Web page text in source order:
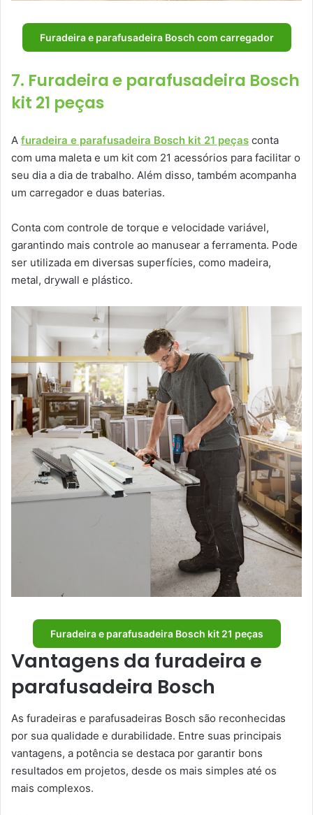
Furadeira e parafusadeira Bosch com carregador
7. Furadeira e parafusadeira Bosch
kit 21 peças
A furadeira e parafusadeira Bosch kit 21 peças conta
com uma maleta e um kit com 21 acessórios para facilitar o
seu dia a dia de trabalho. Além disso, também acompanha
um carregador e duas baterias.
Conta com controle de torque e velocidade variável,
garantindo mais controle ao manusear a ferramenta. Pode
ser utilizada em diversas superfícies, como madeira,
metal, drywall e plástico.
Furadeira e parafusadeira Bosch kit 21 peças
Vantagens da furadeira e
parafusadeira Bosch
As furadeiras e parafusadeiras Bosch são reconhecidas
por sua qualidade e durabilidade. Entre suas principais
vantagens, a potência se destaca por garantir bons
resultados em projetos, desde os mais simples até os
mais complexos.